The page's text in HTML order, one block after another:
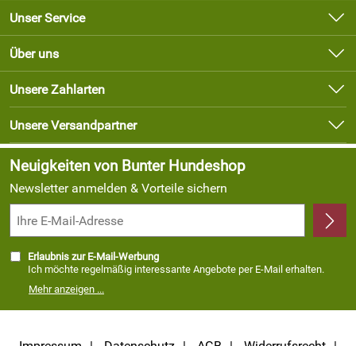
Unser Service
Kontakt
Newsletter
Lieferbedingungen
Kundenlogin
Über uns
Unsere Bestseller
Marken
Neu
Angebote
Unsere Zahlarten
Unsere Versandpartner
Neuigkeiten von Bunter Hundeshop
Newsletter anmelden & Vorteile sichern
Erlaubnis zur E-Mail-Werbung
Ich möchte regelmäßig interessante Angebote per E-Mail erhalten.
weitergegeben. Zu statistischen Zwecken wird in anonymer Form
kann ich jederzeit mit Wirkung für die Zukunft widerrufen, indem ich
Mehr anzeigen ...